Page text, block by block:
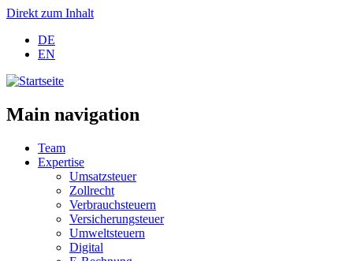
Direkt zum Inhalt
DE
EN
Main navigation
Team
Expertise
Umsatzsteuer
Zollrecht
Verbrauchsteuern
Versicherungsteuer
Umweltsteuern
Digital